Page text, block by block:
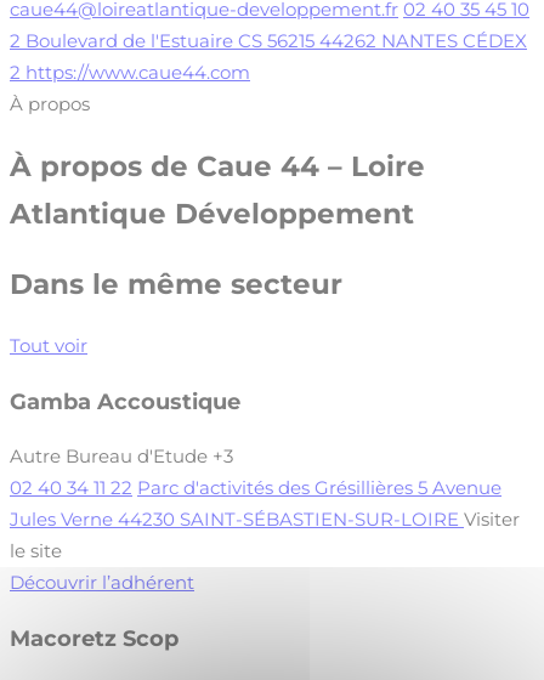
caue44@loireatlantique-developpement.fr 02 40 35 45 10
2 Boulevard de l'Estuaire CS 56215 44262 NANTES CÉDEX
2 https://www.caue44.com
À propos
À propos de Caue 44 – Loire
Atlantique Développement
Dans le même secteur
Tout voir
Gamba Accoustique
Autre Bureau d'Etude +3
02 40 34 11 22 Parc d'activités des Grésillières 5 Avenue
Jules Verne 44230 SAINT-SÉBASTIEN-SUR-LOIRE Visiter
le site
Découvrir l’adhérent
Macoretz Scop